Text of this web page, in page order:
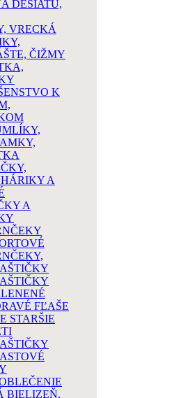
DESIATU,
VRECKÁ
ČIŽMY
K
A
A
FĽAŠE
STARŠIE
BIELIZEŇ,